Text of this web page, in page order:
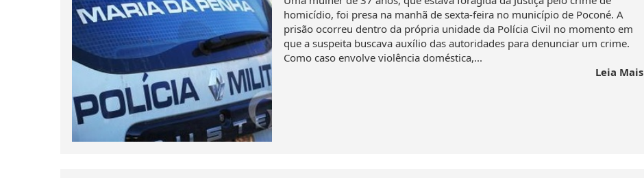
homicídio, foi presa na manhã de sexta-feira no município de Poconé. A
prisão ocorreu dentro da própria unidade da Polícia Civil no momento em
que a suspeita buscava auxílio das autoridades para denunciar um crime.
Como caso envolve violência doméstica,...
Leia Mais